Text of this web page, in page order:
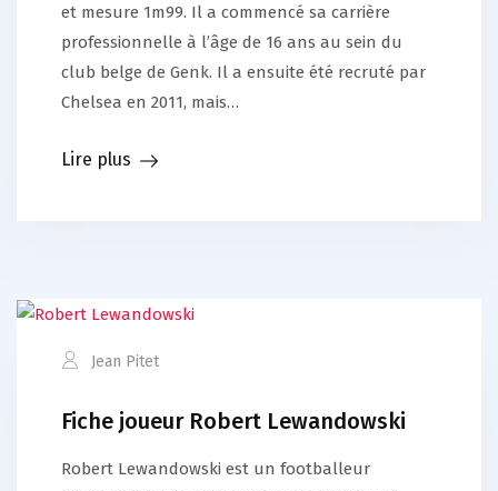
et mesure 1m99. Il a commencé sa carrière
professionnelle à l’âge de 16 ans au sein du
club belge de Genk. Il a ensuite été recruté par
Chelsea en 2011, mais…
Lire plus
Jean Pitet
Fiche joueur Robert Lewandowski
Robert Lewandowski est un footballeur